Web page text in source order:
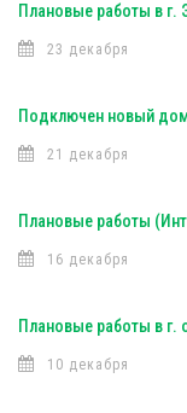
Плановые работы в г.
23 декабря
Подключен новый
21 декабря
Плановые работы
16 декабря
Плановые работы в г.
10 декабря